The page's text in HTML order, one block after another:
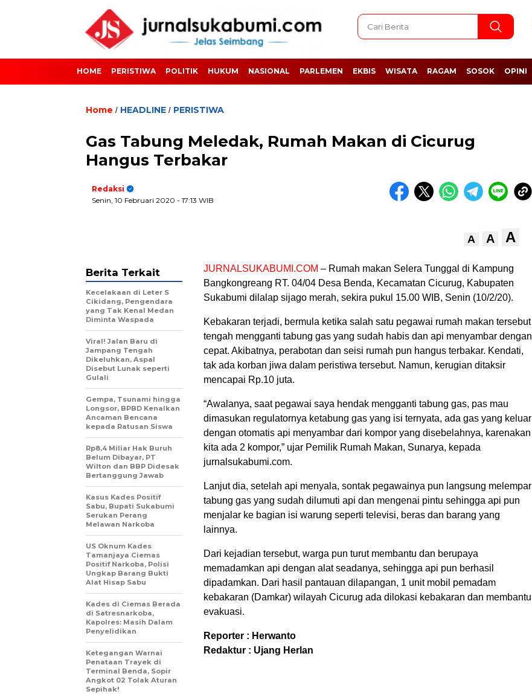
HOME PERISTIWA POLITIK HUKUM NASIONAL PARLEMEN EKBIS WISATA RAGAM SOSOK OPINI
Home / HEADLINE / PERISTIWA
Gas Tabung Meledak, Rumah Makan di Cicurug
Hangus Terbakar
Redaksi
Senin, 10 Februari 2020 - 17:13 WIB
A A A
JURNALSUKABUMI.COM – Rumah makan Selera Tunggal di Kampung
Bangkongreang RT. 04/04 Desa Benda, Kecamatan Cicurug, Kabupaten
Sukabumi dilalap sijago merah, sekira pukul 15.00 WIB, Senin (10/2/20).
Kebakaran terjadi, bermula ketika salah satu pegawai rumah makan tersebut
tengah mengganti tabung gas yang sudah habis dan api menyambar dengan
cepat. Akibatnya, perabotan dan seisi rumah pun hangus terbakar. Kendati,
tak ada korban jiwa dalam peristiwa tersebut. Namun, kerugian ditaksir
mencapai Rp.10 juta.
“Awalanya, saat pegawai saya hendak mengganti tabung gas, pas mau
dimasukan regulatornya ketabung gas yang isi ternyata, ada gas yang keluar
dengan otomatis api menyambar dari kompor yang disebelahnya, karenakan
kita ada 2 kompor,” ujar Pemilik Rumah Makan, Sunarya, kepada
jurnalsukabumi.com.
Lanjut dia, setelah api menyala, sontak pegawainya pun langsung melempar
tabung gas yang sudah dilumuti api dan mengenai pintu sehingga api pun
menjalar ke bagian isi warung seperti televisi, beras dan barang yang
lainnya.
Dari kejadian tersebut, warga pun turut membantu dan berupaya
memadamkan api dengan alat seadanya, sehingga api pun berhasil
dipadamkan. Dari hasil pantauan dilapangan, 1 unit mobil pemadam
kebakaran (Damkar) wilayah Cicurug ada dilokasi kebakaran dan membantu
evakuasi.
Reporter : Herwanto
Redaktur : Ujang Herlan
Berita Terkait
Kecelakaan di Leter S
Cikidang, Pengendara
yang Tak Kenal Medan
Diminta Waspada
Viral! Jalan Baru di
Jampang Tengah
Dikeluhkan, Aspal
Disebut Lunak seperti
Gulali
Gempa, Tsunami hingga
Longsor, BPBD Kenalkan
Ancaman Bencana
kepada Ratusan Siswa
Rp8,4 Miliar Hak Buruh
Belum Dibayar, PT
Wilton dan BBP Didesak
Bertanggung Jawab
Kasus Kades Positif
Sabu, Bupati Sukabumi
Serukan Perang
Melawan Narkoba
US Oknum Kades
Tamanjaya Ciemas
Positif Narkoba, Polisi
Ungkap Barang Bukti
Alat Hisap Sabu
Kades di Ciemas Berada
di Satresnarkoba,
Kapolres: Masih Dalam
Penyelidikan
Ketegangan Warnai
Penataan Trayek di
Terminal Benda, Sopir
Angkot 02 Tolak Aturan
Sepihak!